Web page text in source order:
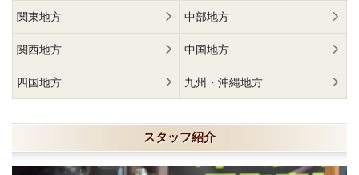
関東地方 中部地方
関西地方 中国地方
四国地方 九州・沖縄地方
スタッフ紹介